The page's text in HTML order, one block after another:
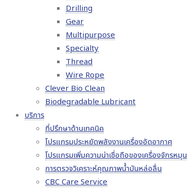
Drilling
Gear
Multipurpose
Specialty
Thread
Wire Rope
Clever Bio Clean
Biodegradable Lubricant
บริการ
ที่ปรึกษาด้านเทคนิค
โปรแกรมประหยัดพลังงานเครื่องอัดอากาศ
โปรแกรมเพิ่มความน่าเชื่อถือของเครื่องจักรหมุน
การตรวจวิเคราะห์คุณภาพน้ำมันหล่อลื่น
CBC Care Service